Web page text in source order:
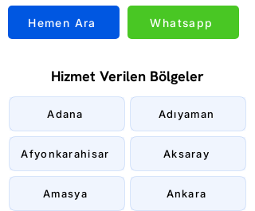
Hemen Ara Whatsapp
Hizmet Verilen Bölgeler
Adana
Afyonkarahisar
Amasya
Adıyaman
Aksaray
Ankara